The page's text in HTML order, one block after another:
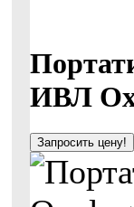
ИВЛ
Запросить цену!